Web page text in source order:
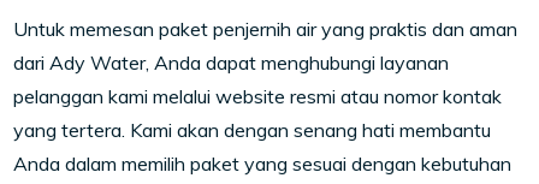
Untuk memesan paket penjernih air yang praktis dan aman
dari Ady Water, Anda dapat menghubungi layanan
pelanggan kami melalui website resmi atau nomor kontak
yang tertera. Kami akan dengan senang hati membantu
Anda dalam memilih paket yang sesuai dengan kebutuhan